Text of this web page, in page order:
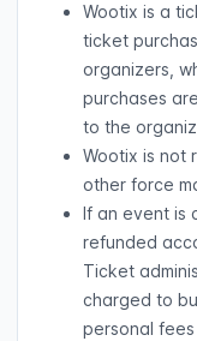
Wootix is a
ticket
organizers,
purchases
to the
Wootix is not
other force
If an event is
refunded
Ticket
charged to
personal